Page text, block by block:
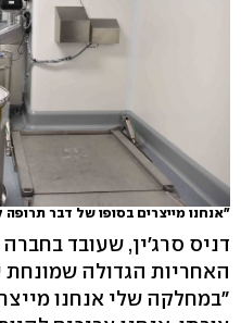
"אנחנו מייצרים בסופו של דבר
דניס סרג'ין, שעובד
האחריות הגדולה
"במחלקה שלי אנחנו